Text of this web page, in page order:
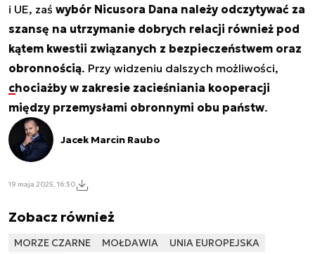
i UE, zaś wybór Nicusora Dana należy odczytywać za
szansę na utrzymanie dobrych relacji również pod
kątem kwestii związanych z bezpieczeństwem oraz
obronnością. Przy widzeniu dalszych możliwości,
chociażby w zakresie zacieśniania kooperacji
między przemysłami obronnymi obu państw.
Jacek Marcin Raubo
19 maja 2025, 16:30
Zobacz również
MORZE CZARNE MOŁDAWIA
UNIA EUROPEJSKA